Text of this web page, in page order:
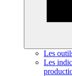
Les
Les